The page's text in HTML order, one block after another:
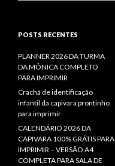
POSTS RECENTES
PLANNER 2026 DA TURMA
DA MÔNICA COMPLETO
PARA IMPRIMIR
Crachá de identificação
infantil da capivara prontinho
para imprimir
CALENDÁRIO 2026 DA
CAPIVARA 100% GRÁTIS PARA
IMPRIMIR – VERSÃO A4
COMPLETA PARA SALA DE